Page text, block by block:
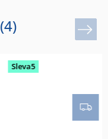
Sleva5
Next